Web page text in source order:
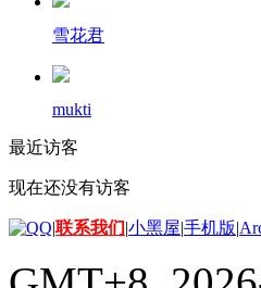
雪花君
mukti
最近访客
现在还没有访客
|联系我们|小黑屋|手机版|